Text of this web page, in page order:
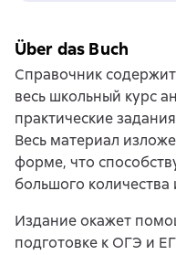
Über das Buch
Справочник
весь школьный курс
практические
Весь материал
форме, что
большого
Издание окажет
подготовке к ОГЭ и